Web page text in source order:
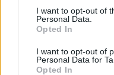
consent section.
I want to opt-out of
Personal Data.
Opted In
I want to opt-out of
Personal Data for
Opted In
στις αρχές του 2022,
στην πλημμυρική
προϊστορικού
Χιντσιχουάπι Κρικ.